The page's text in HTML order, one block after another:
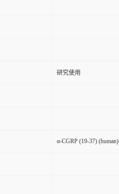
研究使用
α-CGRP (19-37) (human)